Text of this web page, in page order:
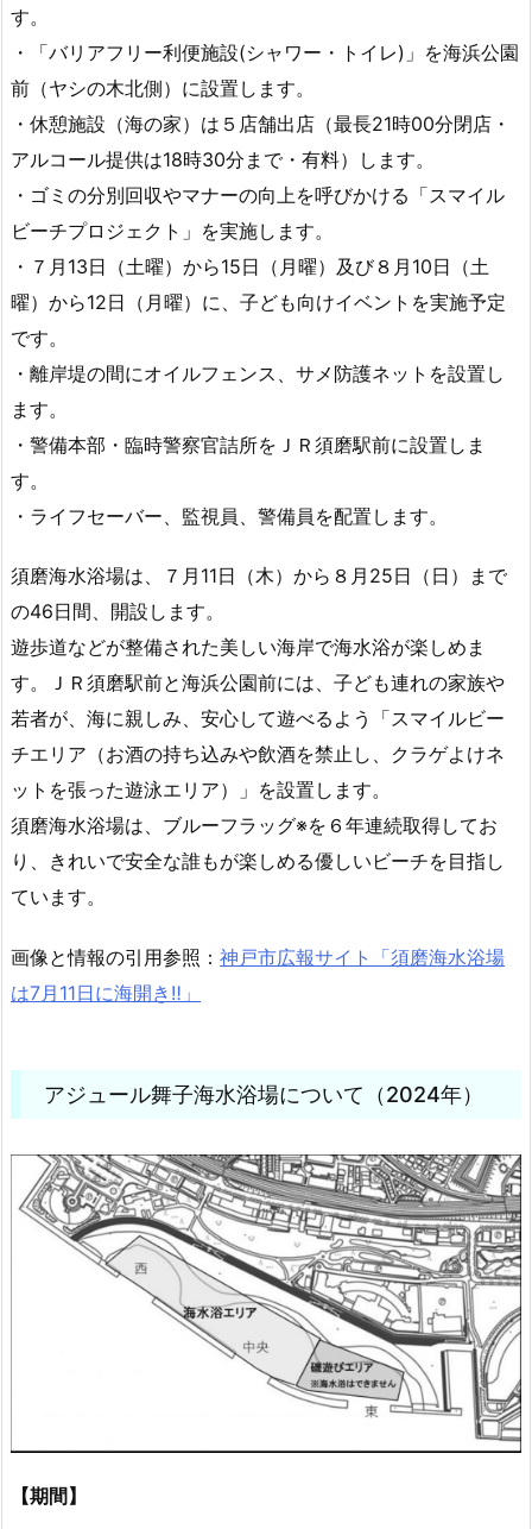
す。
・「バリアフリー利便施設(シャワー・トイレ)」を海浜公園
前（ヤシの木北側）に設置します。
・休憩施設（海の家）は５店舗出店（最長21時00分閉店・
アルコール提供は18時30分まで・有料）します。
・ゴミの分別回収やマナーの向上を呼びかける「スマイル
ビーチプロジェクト」を実施します。
・７月13日（土曜）から15日（月曜）及び８月10日（土
曜）から12日（月曜）に、子ども向けイベントを実施予定
です。
・離岸堤の間にオイルフェンス、サメ防護ネットを設置し
ます。
・警備本部・臨時警察官詰所をＪＲ須磨駅前に設置しま
す。
・ライフセーバー、監視員、警備員を配置します。
須磨海水浴場は、７月11日（木）から８月25日（日）まで
の46日間、開設します。
遊歩道などが整備された美しい海岸で海水浴が楽しめま
す。ＪＲ須磨駅前と海浜公園前には、子ども連れの家族や
若者が、海に親しみ、安心して遊べるよう「スマイルビー
チエリア（お酒の持ち込みや飲酒を禁止し、クラゲよけネ
ットを張った遊泳エリア）」を設置します。
須磨海水浴場は、ブルーフラッグ※を６年連続取得してお
り、きれいで安全な誰もが楽しめる優しいビーチを目指し
ています。
画像と情報の引用参照： 神戸市広報サイト「須磨海水浴場
は7月11日に海開き‼」
アジュール舞子海水浴場について（2024年）
【期間】